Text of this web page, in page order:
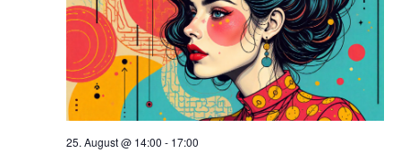
25. August @ 14:00 - 17:00